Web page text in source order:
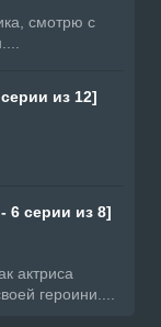
смотрю с
из 12]
6 серии из 8]
актриса
героини....